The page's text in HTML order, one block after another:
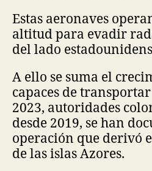
Estas aeronaves
altitud para evadir
del lado
A ello se suma el
capaces de
2023, autoridades
desde 2019, se han
operación que derivó
de las islas Azores.